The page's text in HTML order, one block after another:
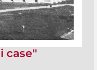
case"